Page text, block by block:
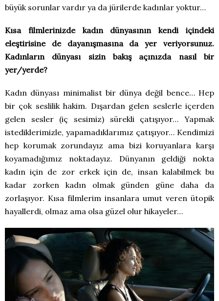
büyük sorunlar vardır ya da jürilerde kadınlar yoktur…
Kısa filmlerinizde kadın dünyasının kendi içindeki
eleştirisine de dayanışmasına da yer veriyorsunuz.
Kadınların dünyası sizin bakış açınızda nasıl bir
yer/yerde?
Kadın dünyası minimalist bir dünya değil bence… Hep
bir çok seslilik hakim. Dışardan gelen seslerle içerden
gelen sesler (iç sesimiz) sürekli çatışıyor… Yapmak
istediklerimizle, yapamadıklarımız çatışıyor… Kendimizi
hep korumak zorundayız ama bizi koruyanlara karşı
koyamadığımız noktadayız. Dünyanın geldiği nokta
kadın için de zor erkek için de, insan kalabilmek bu
kadar zorken kadın olmak günden güne daha da
zorlaşıyor. Kısa filmlerim insanlara umut veren ütopik
hayallerdi, olmaz ama olsa güzel olur hikayeler…